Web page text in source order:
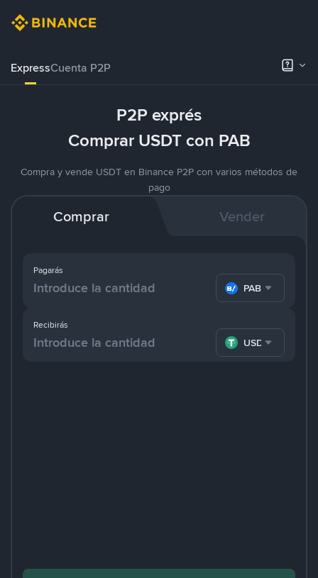
ExpressCuenta P2P
P2P exprés
Comprar USDT con PAB
Compra y vende USDT en Binance P2P con varios métodos de
pago
Comprar Vender
Pagarás
PAB
Recibirás
USDT